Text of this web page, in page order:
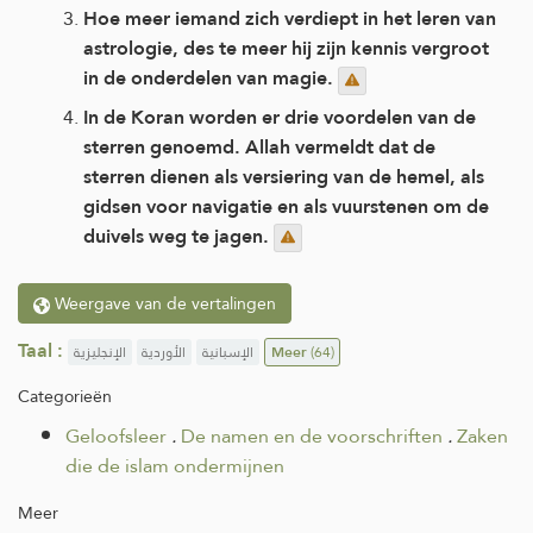
Hoe meer iemand zich verdiept in het leren van
astrologie, des te meer hij zijn kennis vergroot
in de onderdelen van magie.
In de Koran worden er drie voordelen van de
sterren genoemd. Allah vermeldt dat de
sterren dienen als versiering van de hemel, als
gidsen voor navigatie en als vuurstenen om de
duivels weg te jagen.
Weergave van de vertalingen
Taal : الإنجليزية الأوردية الإسبانية Meer(64)
Categorieën
Geloofsleer.De namen en de voorschriften .Zaken
die de islam ondermijnen
Meer